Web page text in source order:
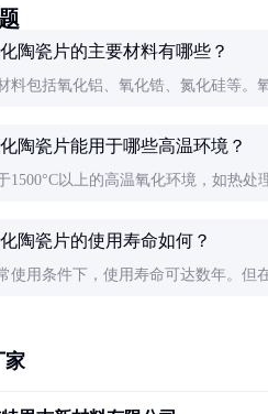
陶瓷片的主要材料有哪些？
料包括氧化铝、氧化锆、氮化硅等。
以上，但价格较高。
陶瓷片能用于哪些高温环境？
1500°C以上的高温氧化环境，如热处
。陶瓷片的使用寿命如何？
使用条件下，使用寿命可达数年。但
家